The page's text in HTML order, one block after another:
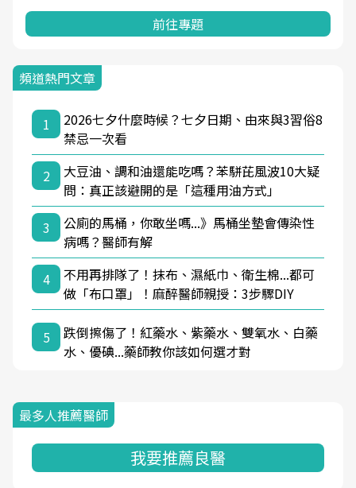
前往專題
頻道熱門文章
1
2026七夕什麼時候？七夕日期、由來與3習俗8
禁忌一次看
2
大豆油、調和油還能吃嗎？苯駢芘風波10大疑
問：真正該避開的是「這種用油方式」
3
公廁的馬桶，你敢坐嗎...》馬桶坐墊會傳染性
病嗎？醫師有解
4
不用再排隊了！抹布、濕紙巾、衛生棉...都可
做「布口罩」！麻醉醫師親授：3步驟DIY
5
跌倒擦傷了！紅藥水、紫藥水、雙氧水、白藥
水、優碘...藥師教你該如何選才對
最多人推薦醫師
我要推薦良醫